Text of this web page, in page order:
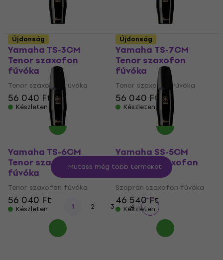
Yamaha TS-3CM
Tenor szaxofon
fúvóka
Tenor szaxofon fúvóka
56 040 Ft
Készleten
Yamaha TS-7CM
Tenor szaxofon
fúvóka
Tenor szaxofon fúvóka
56 040 Ft
Készleten
Újdonság
Yamaha TS-6CM
Tenor szaxofon
fúvóka
Tenor szaxofon fúvóka
56 040 Ft
Készleten
Újdonság
Yamaha SS-5CM
Szoprán szaxofon
fúvóka
Szoprán szaxofon fúvóka
46 540 Ft
Készleten
Mutass még több terméket
1 2 3 4